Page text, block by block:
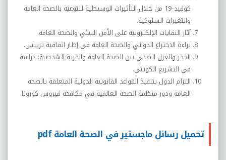
كوفيد-19 من خلال التأثيرات الوسيطية للتوعية بالصحة العامة
والتغيرات السلوكية.
آثار النفايات الإلكترونية على الأمن البيئي والصحة العامة.
براءة الاختراع الدوائي والصحة العامة في إطار اتفاقية تريبس.
الحجر والعزل الصحي بين الصحة العامة والحرية الشخصية: دراسة
في التشريع الكويتي.
التزام الدول بتنفيذ القواعد القانونية الدولية المتعلقة بالصحة
العامة ودور منظمة الصحة العالمية في مكافحة فيروس كورونا.
تحميل رسائل ماجستير في الصحة العامة pdf